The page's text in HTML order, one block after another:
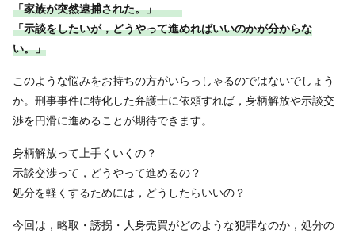
「家族が突然逮捕された。」
「示談をしたいが，どうやって進めればいいのかが分からな
い。」
このような悩みをお持ちの方がいらっしゃるのではないでしょう
か。刑事事件に特化した弁護士に依頼すれば，身柄解放や示談交
渉を円滑に進めることが期待できます。
身柄解放って上手くいくの？
示談交渉って，どうやって進めるの？
処分を軽くするためには，どうしたらいいの？
今回は，略取・誘拐・人身売買がどのような犯罪なのか，処分の